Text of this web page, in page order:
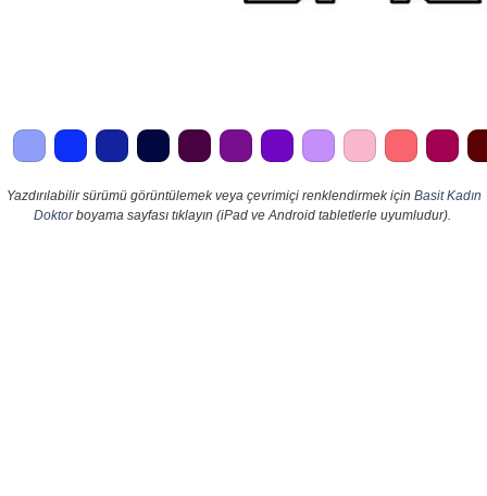
Yazdırılabilir sürümü görüntülemek veya çevrimiçi renklendirmek için Basit Kadın
Doktorboyama sayfası tıklayın (iPad ve Android tabletlerle uyumludur).